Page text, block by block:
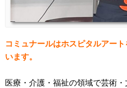
コミュナールはホスピタルアー
います。
医療・介護・福祉の領域で芸術